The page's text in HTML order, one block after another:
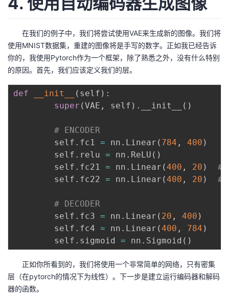
在我们的例子中，我们将尝试使用VAE来生成新的图像。我们将
使用MNIST数据集，重建的图像将是手写的数字。正如我已经告诉
你的，我使用Pytorch作为一个框架，除了熟悉之外，没有什么特别
的原因。首先，我们应该定义我们的层。
def __init__ ( self ) :
super (VAE , self ) . __init__ ( )
# ENCODER
        self
. fc1 = nn . Linear ( 784 , 400 )
        self
. relu = nn . ReLU ( )
        self
. fc21 = nn . Linear (400 , 20 )
#
        self
. fc22 = nn . Linear (400 , 20 ) #
# DECODER
        self
. fc3 = nn . Linear ( 20 , 400 )
        self
. fc4 = nn . Linear (400 , 784 )
        self
. sigmoid = nn . Sigmoid ( )
正如你所看到的，我们将使用一个非常简单的网络，只有密集
层（在pytorch的情况下为线性）。下一步是建立运行编码器和解码
器的函数。